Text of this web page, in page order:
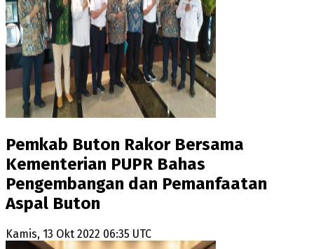
Pemkab Buton Rakor Bersama
Kementerian PUPR Bahas
Pengembangan dan Pemanfaatan
Aspal Buton
Kamis, 13 Okt 2022 06:35 UTC